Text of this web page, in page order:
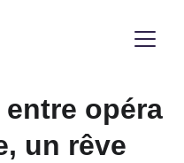
opéra
un rêve